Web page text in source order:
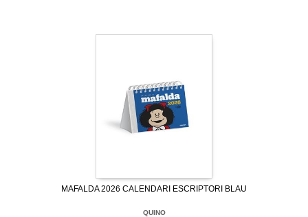
MAFALDA 2026 CALENDARI ESCRIPTORI BLAU
QUINO